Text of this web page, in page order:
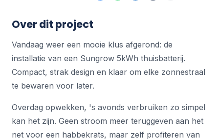
Over dit project
Vandaag weer een mooie klus afgerond: de
installatie van een Sungrow 5kWh thuisbatterij.
Compact, strak design en klaar om elke zonnestraal
te bewaren voor later.
Overdag opwekken, 's avonds verbruiken zo simpel
kan het zijn. Geen stroom meer teruggeven aan het
net voor een habbekrats, maar zelf profiteren van